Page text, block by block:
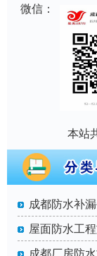
微信：
本站
成都防水补
屋面防水工